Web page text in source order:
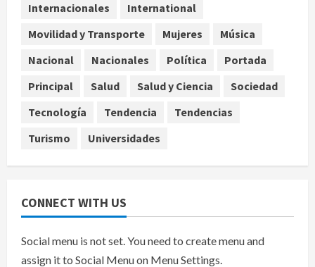
4 agosto 6, 2026
León XIV no visitará México en su
gira por América Latina
Internacionales
International
Movilidad y Transporte
Mujeres
Música
Nacional
Nacionales Política
Portada
Principal
Salud Salud y Ciencia
Sociedad
Tecnología
Tendencia
Tendencias
Turismo
Universidades
CONNECT WITH US
Social menu is not set. You need to create menu and
assign it to Social Menu on Menu Settings.